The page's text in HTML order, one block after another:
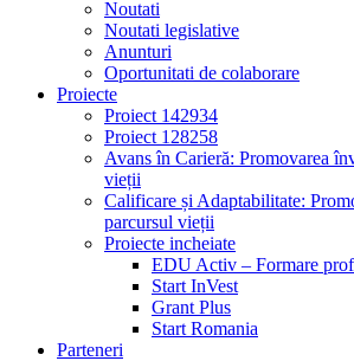
Noutati
Noutati legislative
Anunturi
Oportunitati de colaborare
Proiecte
Proiect 142934
Proiect 128258
Avans în Carieră: Promovarea
vieții
Calificare și Adaptabilitate:
parcursul vieții
Proiecte incheiate
EDU Activ – Formare
Start InVest
Grant Plus
Start Romania
Parteneri